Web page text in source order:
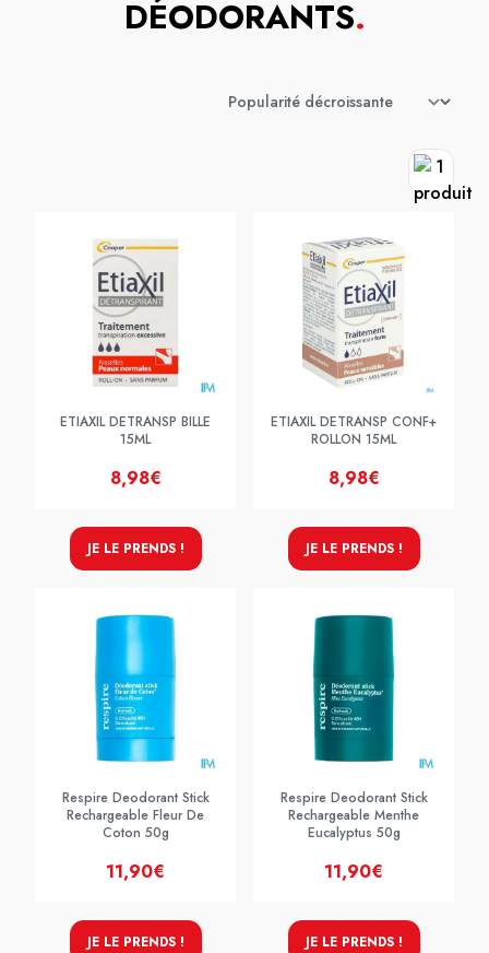
DÉODORANTS.
ETIAXIL DETRANSP BILLE
15ML
8,98€
JE LE PRENDS !
ETIAXIL DETRANSP CONF+
ROLLON 15ML
8,98€
JE LE PRENDS !
Respire Deodorant Stick
Rechargeable Fleur De
Coton 50g
11,90€
JE LE PRENDS !
Respire Deodorant Stick
Rechargeable Menthe
Eucalyptus 50g
11,90€
JE LE PRENDS !